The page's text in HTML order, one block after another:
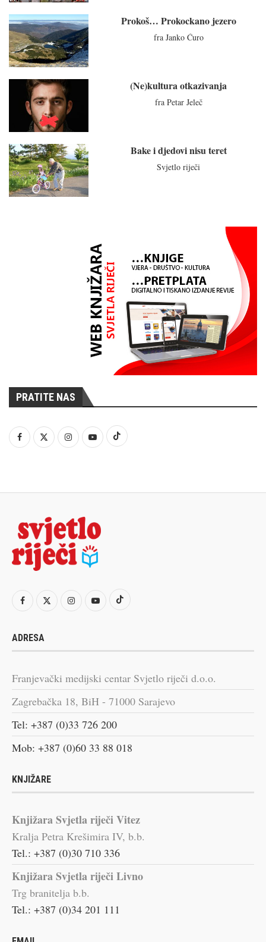
Prokoš… Prokockano jezero
fra Janko Ćuro
(Ne)kultura otkazivanja
fra Petar Jeleč
Bake i djedovi nisu teret
Svjetlo riječi
PRATITE NAS
ADRESA
Franjevački medijski centar Svjetlo riječi d.o.o.
Zagrebačka 18, BiH - 71000 Sarajevo
Tel: +387 (0)33 726 200
Mob: +387 (0)60 33 88 018
KNJIŽARE
Knjižara Svjetla riječi Vitez
Kralja Petra Krešimira IV, b.b.
Tel.: +387 (0)30 710 336
Knjižara Svjetla riječi Livno
Trg branitelja b.b.
Tel.: +387 (0)34 201 111